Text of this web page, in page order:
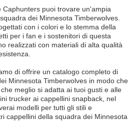
Caphunters puoi trovare un'ampia
dei Minnesota Timberwolves.
con i colori e lo stemma della
per i fan e i sostenitori di questa
realizzati con materiali di alta qualità
di offrire un catalogo completo di
Minnesota Timberwolves in modo che
meglio si adatta ai tuoi gusti e alle
trucker ai cappellini snapback, nel
modelli per tutti gli stili e
cappellini della squadra dei Minnesota